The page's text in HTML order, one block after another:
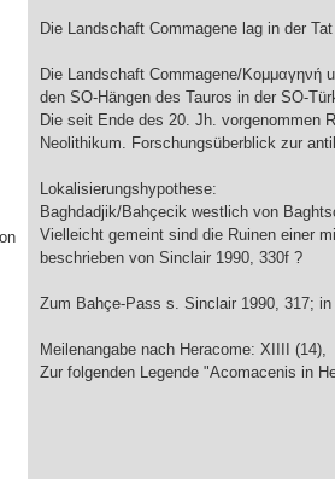
Die Landschaft Commagene lag in der
Die Landschaft Commagene/Κομμαγηνή
den SO-Hängen des Tauros in der SO-
Die seit Ende des 20. Jh. vorgenommen
Neolithikum. Forschungsüberblick zur
Lokalisierungshypothese:
Baghdadjik/Bahçecik westlich von
Vielleicht gemeint sind die Ruinen einer
beschrieben von Sinclair 1990, 330f ?
Zum Bahçe-Pass s. Sinclair 1990, 317;
Meilenangabe nach Heracome: XIIII (14),
Zur folgenden Legende "Acomacenis in